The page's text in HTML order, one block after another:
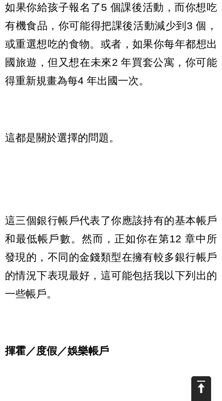
如果你給孩子報名了5 個課後活動，而你想吃
有機食品，你可能得把課後活動減少到3 個，
或重選想吃的食物。或者，如果你每年都想出
國旅遊，但又想在未來2 年買套公寓，你可能
得重新規畫為每4 年出國一次。
這都是關於選擇的問題。
這三個銀行帳戶代表了你應該持有的基本帳戶
和最低帳戶數。然而，正如你在第12 章中所
發現的，不同的金錢類型在擁有較多銀行帳戶
的情況下表現最好，這可能包括我以下列出的
一些帳戶。
揮霍／度假／娛樂帳戶